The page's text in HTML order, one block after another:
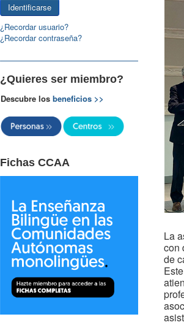
Identificarse
¿Recordar usuario?
¿Recordar contraseña?
¿Quieres ser miembro?
Descubre los beneficios >>
Fichas CCAA
La
con
de